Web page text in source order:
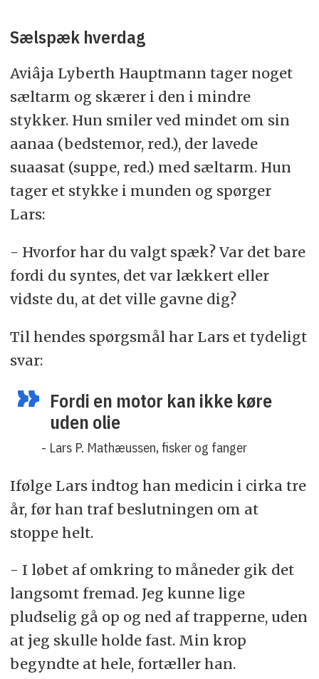
Sælspæk hverdag
Aviâja Lyberth Hauptmann tager noget
sæltarm og skærer i den i mindre
stykker. Hun smiler ved mindet om sin
aanaa (bedstemor, red.), der lavede
suaasat (suppe, red.) med sæltarm. Hun
tager et stykke i munden og spørger
Lars:
- Hvorfor har du valgt spæk? Var det bare
fordi du syntes, det var lækkert eller
vidste du, at det ville gavne dig?
Til hendes spørgsmål har Lars et tydeligt
svar:
Fordi en motor kan ikke køre
uden olie
- Lars P. Mathæussen, fisker og fanger
Ifølge Lars indtog han medicin i cirka tre
år, før han traf beslutningen om at
stoppe helt.
- I løbet af omkring to måneder gik det
langsomt fremad. Jeg kunne lige
pludselig gå op og ned af trapperne, uden
at jeg skulle holde fast. Min krop
begyndte at hele, fortæller han.